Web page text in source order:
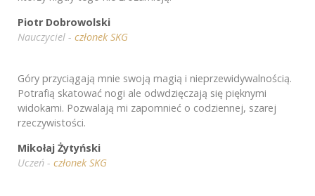
Piotr Dobrowolski
Nauczyciel - członek SKG
Góry przyciągają mnie swoją magią i nieprzewidywalnością.
Potrafią skatować nogi ale odwdzięczają się pięknymi
widokami. Pozwalają mi zapomnieć o codziennej, szarej
rzeczywistości.
Mikołaj Żytyński
Uczeń - członek SKG